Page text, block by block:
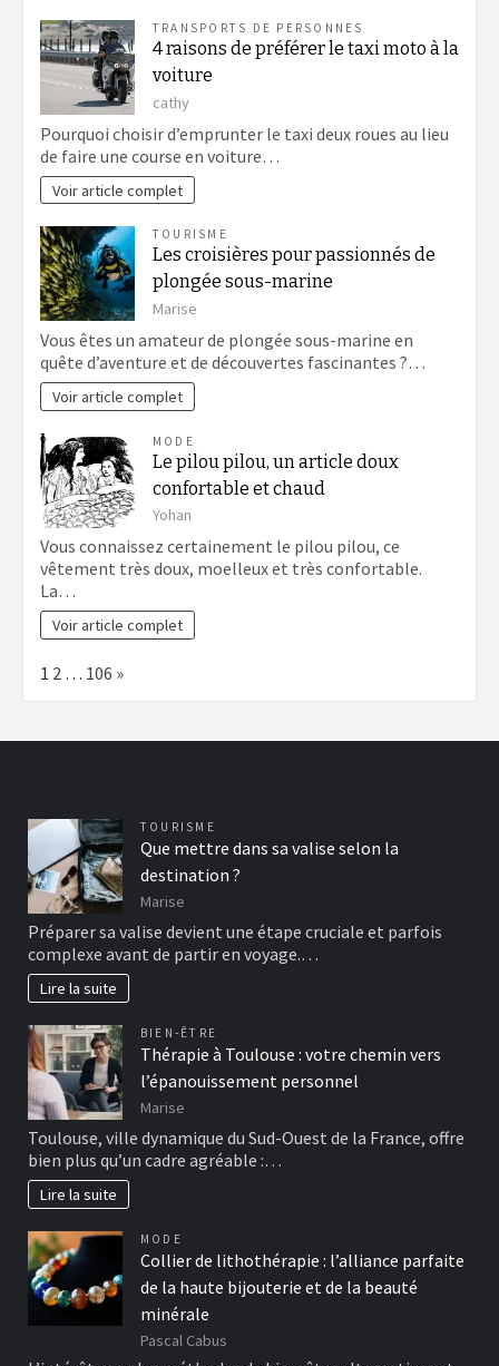
TRANSPORTS DE PERSONNES
4 raisons de préférer le taxi moto à la
voiture
cathy
Pourquoi choisir d’emprunter le taxi deux roues au lieu
de faire une course en voiture…
Voir article complet
TOURISME
Les croisières pour passionnés de
plongée sous-marine
Marise
Vous êtes un amateur de plongée sous-marine en
quête d’aventure et de découvertes fascinantes ?…
Voir article complet
MODE
Le pilou pilou, un article doux
confortable et chaud
Yohan
Vous connaissez certainement le pilou pilou, ce
vêtement très doux, moelleux et très confortable.
La…
Voir article complet
Page:
1 2 … 106 Next
»
TOURISME
Que mettre dans sa valise selon la
destination ?
Marise
Préparer sa valise devient une étape cruciale et parfois
complexe avant de partir en voyage.…
Lire la suite
BIEN-ÊTRE
Thérapie à Toulouse : votre chemin vers
l’épanouissement personnel
Marise
Toulouse, ville dynamique du Sud-Ouest de la France, offre
bien plus qu’un cadre agréable :…
Lire la suite
MODE
Collier de lithothérapie : l’alliance parfaite
de la haute bijouterie et de la beauté
minérale
Pascal Cabus